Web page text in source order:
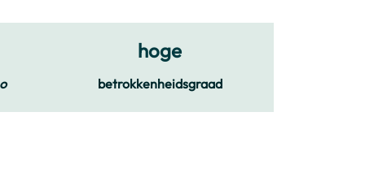
hoge
betrokkenheidsgraad